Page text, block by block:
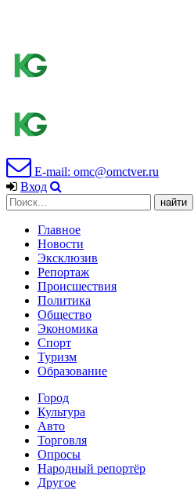
E-mail: omc@omctver.ru
Вход
Главное
Новости
Эксклюзив
Репортаж
Происшествия
Политика
Общество
Экономика
Спорт
Туризм
Образование
Город
Культура
Авто
Торговля
Опросы
Народный репортёр
Другое